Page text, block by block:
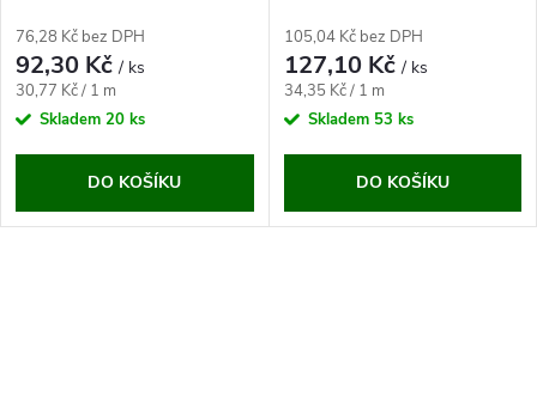
76,28 Kč bez DPH
92,30 Kč/ ks
Měrná
cena:
30,77 Kč / 1 m
Skladem 20 ks
DO KOŠÍKU
105,04 Kč bez DPH
127,10 Kč/ ks
Měrná
cena:
34,35 Kč / 1 m
Skladem 53 ks
DO KOŠÍKU